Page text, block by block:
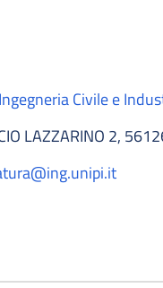
Civile e
LAZZARINO 2,